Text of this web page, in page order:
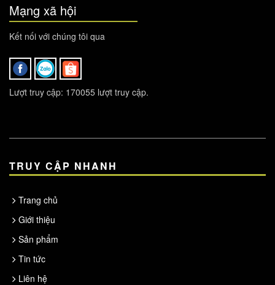
Mạng xã hội
Kết nối với chúng tôi qua
Lượt truy cập: 170055 lượt truy cập.
TRUY CẬP NHANH
Trang chủ
Giới thiệu
Sản phẩm
Tin tức
Liên hệ